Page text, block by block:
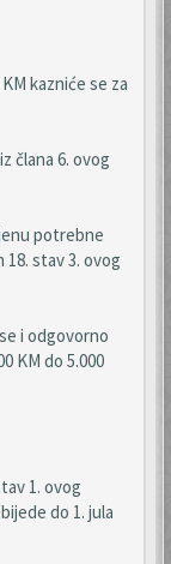
kazniće se za
člana 6. ovog
potrebne
stav 3. ovog
i odgovorno
KM do 5.000
1. ovog
do 1. jula